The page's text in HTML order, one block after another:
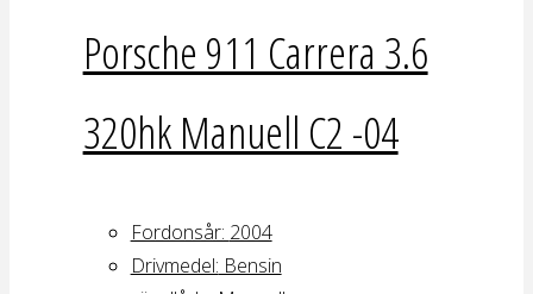
Porsche 911 Carrera 3.6
320hk Manuell C2 -04
Fordonsår: 2004
Drivmedel: Bensin